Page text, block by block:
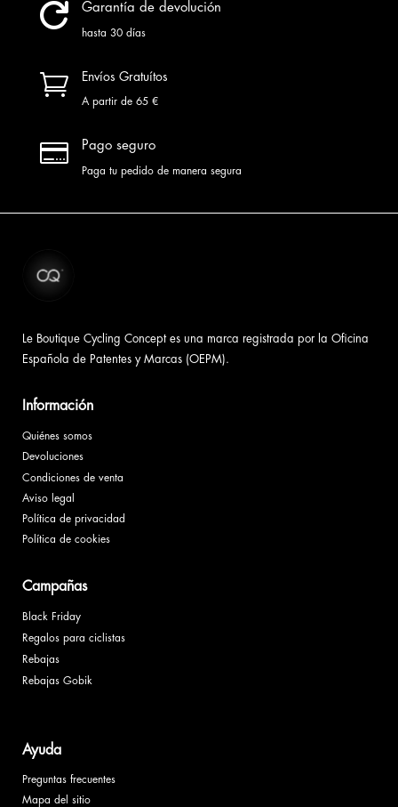
 Garantía de devolución
hasta 30 días
 Envíos Gratuítos
A partir de 65 €
 Pago seguro
Paga tu pedido de manera segura
Le Boutique Cycling Concept es una marca registrada por la Oficina
Española de Patentes y Marcas (OEPM).
Información
Quiénes somos
Devoluciones
Condiciones de venta
Aviso legal
Política de privacidad
Política de cookies
Campañas
Black Friday
Regalos para ciclistas
Rebajas
Rebajas Gobik
Ayuda
Preguntas frecuentes
Mapa del sitio